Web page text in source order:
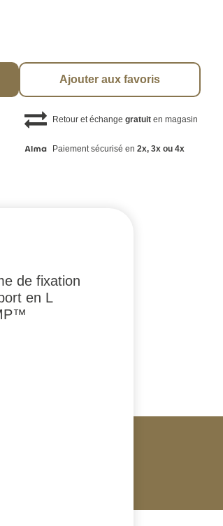
Ajouter aux favoris
Retour et échange gratuiten magasin
Paiement sécurisé en 2x, 3x ou 4x
de fixation
en L